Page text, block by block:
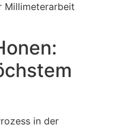
Millimeterarbeit
in der